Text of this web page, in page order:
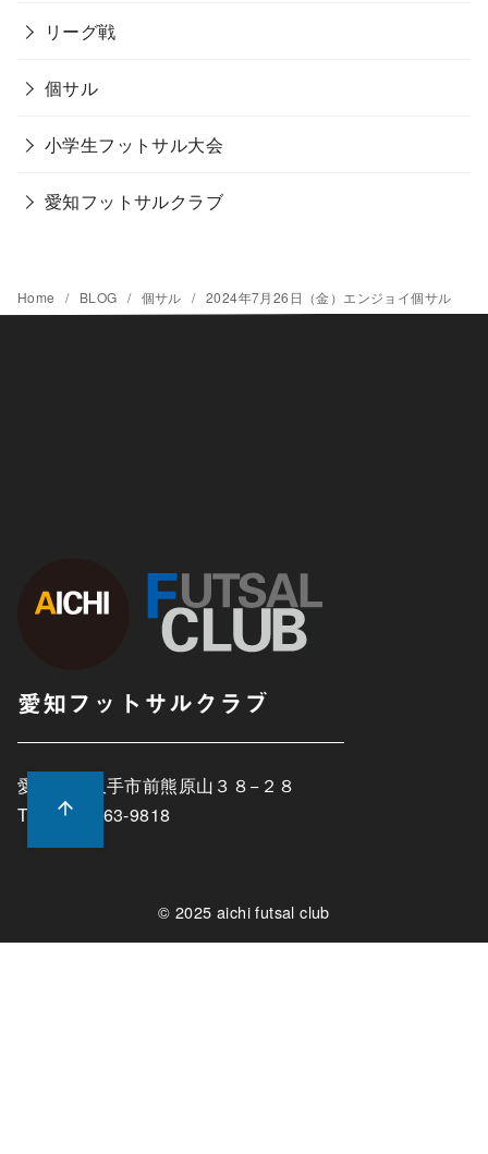
リーグ戦
個サル
小学生フットサル大会
愛知フットサルクラブ
Home BLOG 個サル 2024年7月26日（金）エンジョイ個サル
愛知フットサルクラブ
愛知県長久手市前熊原山３８−２８
TEL:0561-63-9818
© 2025 aichi futsal club